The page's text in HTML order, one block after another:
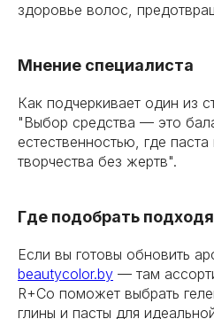
здоровье волос,
Мнение специалиста
Как подчеркивает один из
"Выбор средства — это
естественностью, где
творчества без жертв".
Где подобрать
Если вы готовы обновить
beautycolor.by — там
R+Co поможет выбрать
глины и пасты для